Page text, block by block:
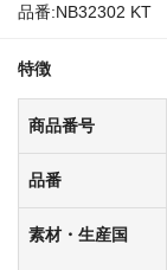
品番:NB32302 KT
特徴
商品番号
品番
素材・生産国